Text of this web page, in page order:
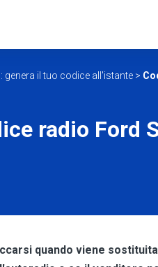
genera il tuo codice all'istante >
radio Ford
quando viene